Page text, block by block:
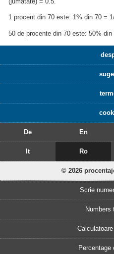
1 procent din 70 este: 1% din 70 =
50 de procente din 70 este: 50%
De En
It Ro
© 2026
Scrie
Numbers
Percentage